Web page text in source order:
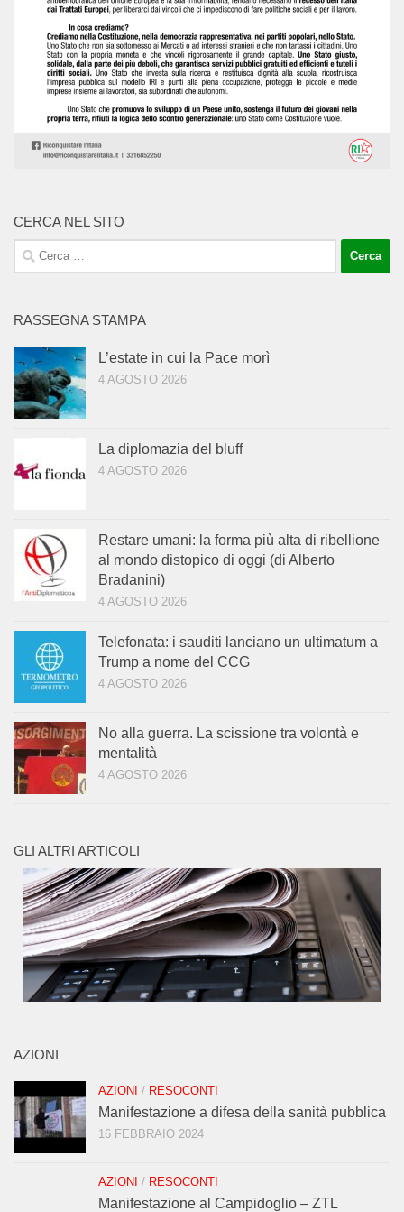
CERCA NEL SITO
Ricerca
per:
RASSEGNA STAMPA
L’estate in cui la Pace morì
4 AGOSTO 2026
La diplomazia del bluff
4 AGOSTO 2026
Restare umani: la forma più alta di ribellione
al mondo distopico di oggi (di Alberto
Bradanini)
4 AGOSTO 2026
Telefonata: i sauditi lanciano un ultimatum a
Trump a nome del CCG
4 AGOSTO 2026
No alla guerra. La scissione tra volontà e
mentalità
4 AGOSTO 2026
GLI ALTRI ARTICOLI
AZIONI
AZIONI / RESOCONTI
Manifestazione a difesa della sanità pubblica
16 FEBBRAIO 2024
AZIONI / RESOCONTI
Manifestazione al Campidoglio – ZTL